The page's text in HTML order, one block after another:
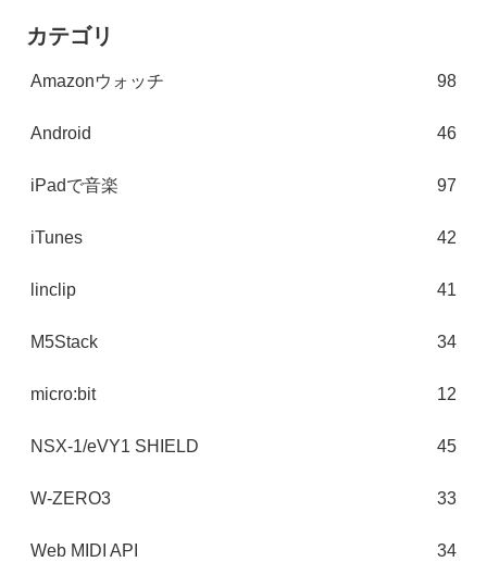
カテゴリ
Amazonウォッチ 98
Android 46
iPadで音楽 97
iTunes 42
linclip 41
M5Stack 34
micro:bit 12
NSX-1/eVY1 SHIELD 45
W-ZERO3 33
Web MIDI API 34